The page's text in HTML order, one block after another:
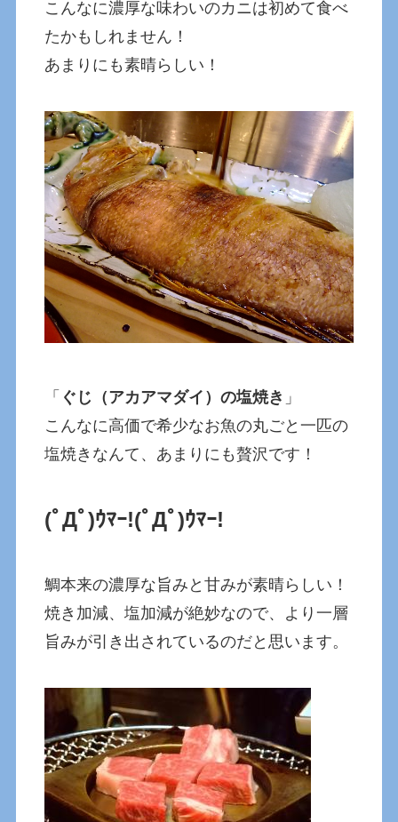
こんなに濃厚な味わいのカニは初めて食べ
たかもしれません！
あまりにも素晴らしい！
「 ぐじ（アカアマダイ）の塩焼き 」
こんなに高価で希少なお魚の丸ごと一匹の
塩焼きなんて、あまりにも贅沢です！
(ﾟДﾟ)ｳﾏｰ!(ﾟДﾟ)ｳﾏｰ!
鯛本来の濃厚な旨みと甘みが素晴らしい！
焼き加減、塩加減が絶妙なので、より一層
旨みが引き出されているのだと思います。